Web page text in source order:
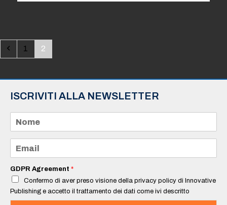
Precedente
Pagina
1 Pagina
2
ISCRIVITI ALLA NEWSLETTER
m
e
a
i
*
GDPR Agreement *
Confermo di aver preso visione della privacy policy di Innovative
Publishing e accetto il trattamento dei dati come ivi descritto